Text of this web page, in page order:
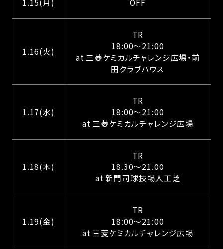
1.15(月) OFF
1.16(火)
TR
18:00〜21:00
at 三菱ケミカルチャレンジ広場・前
田クラブハウス
1.17(水)
TR
18:00〜21:00
at 三菱ケミカルチャレンジ広場
1.18(木)
TR
18:30〜21:00
at 新門司球技場人工芝
1.19(金)
TR
18:00〜21:00
at 三菱ケミカルチャレンジ広場